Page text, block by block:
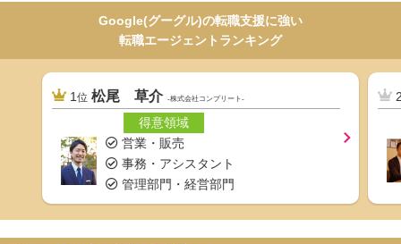
Google(グーグル)の転職支援に強い
転職エージェントランキング
1位 松尾 草介 -株式会社コンプリート-
得意領域
営業・販売
事務・アシスタント
管理部門・経営部門